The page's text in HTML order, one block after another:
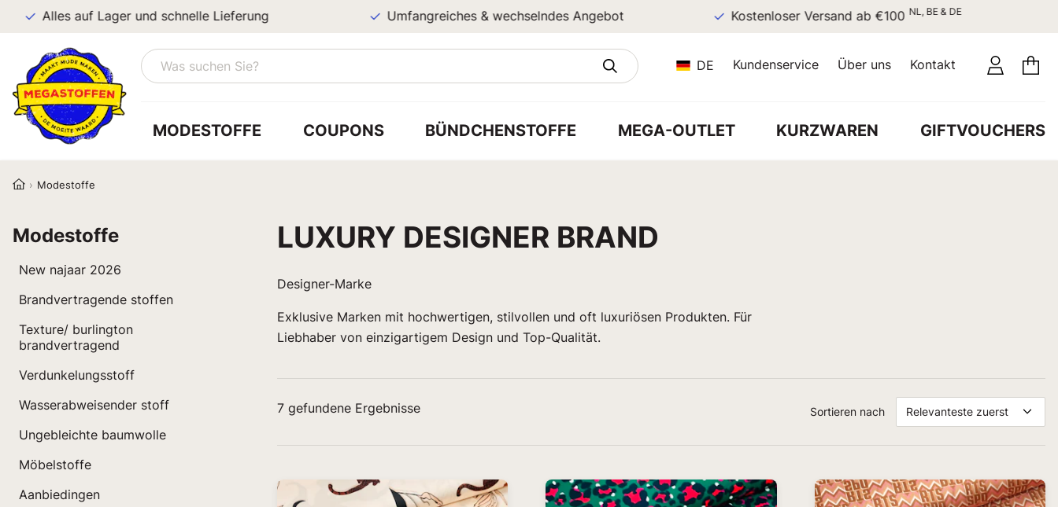
Alles auf Lager und schnelle Lieferung Umfangreiches & wechselndes Angebot Kostenloser Versand ab €100 NL, BE & DE
DE Kundenservice Über uns Kontakt
MODESTOFFE COUPONS BÜNDCHENSTOFFE MEGA-OUTLET KURZWAREN GIFTVOUCHERS
Modestoffe
Modestoffe
New najaar 2026
Brandvertragende stoffen
Texture/ burlington
brandvertragend
Verdunkelungsstoff
Wasserabweisender stoff
Ungebleichte baumwolle
Möbelstoffe
Aanbiedingen
LUXURY DESIGNER BRAND
Designer-Marke
Exklusive Marken mit hochwertigen, stilvollen und oft luxuriösen Produkten. Für
Liebhaber von einzigartigem Design und Top-Qualität.
Sortieren nach Relevanteste zuerst
7 gefundene Ergebnisse